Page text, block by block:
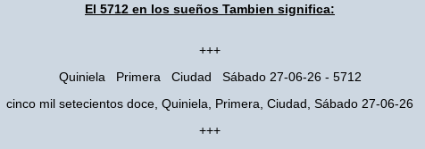
El 5712 en los sueños Tambien significa:
+++
Quiniela Primera Ciudad Sábado 27-06-26 - 5712
cinco mil setecientos doce, Quiniela, Primera, Ciudad, Sábado 27-06-26
+++